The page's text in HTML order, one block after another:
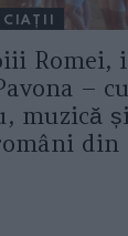
Romei,
–
muzică
din